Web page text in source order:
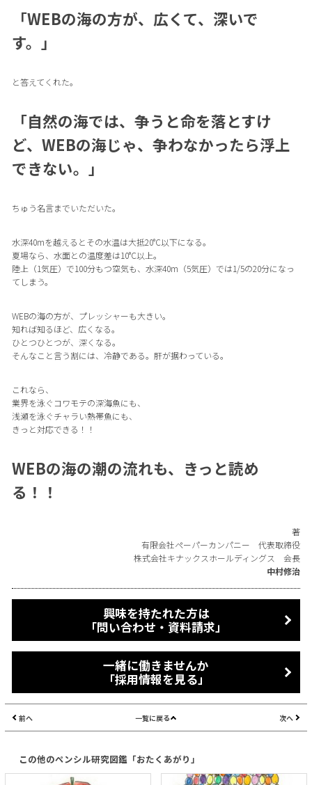
「WEBの海の方が、広くて、深いで
す。」
と答えてくれた。
「自然の海では、争うと命を落とすけ
ど、WEBの海じゃ、争わなかったら浮上
できない。」
ちゅう名言までいただいた。
水深40mを越えるとその水温は大抵20°C以下になる。
夏場なら、水面との温度差は10°C以上。
陸上（1気圧）で100分もつ空気も、水深40m（5気圧）では1/5の20分になっ
てしまう。
WEBの海の方が、プレッシャーも大きい。
知れば知るほど、広くなる。
ひとつひとつが、深くなる。
そんなこと言う割には、冷静である。肝が据わっている。
これなら、
業界を泳ぐコワモテの深海魚にも、
浅瀬を泳ぐチャラい熱帯魚にも、
きっと対応できる！！
WEBの海の潮の流れも、きっと読め
る！！
著
有限会社ペーパーカンパニー 代表取締役
株式会社キナックスホールディングス 会長
中村修治
興味を持たれた方は
「問い合わせ・資料請求」
一緒に働きませんか
「採用情報を見る」
前へ 一覧に戻る 次へ
この他のペンシル研究図鑑「おたくあがり」